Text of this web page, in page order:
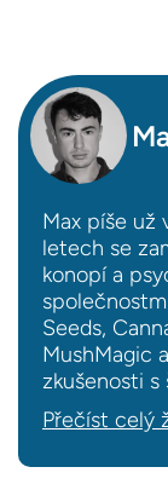
Max píše už
letech se
konopí a
Seeds,
MushMagic
zkušenosti
Přečíst celý